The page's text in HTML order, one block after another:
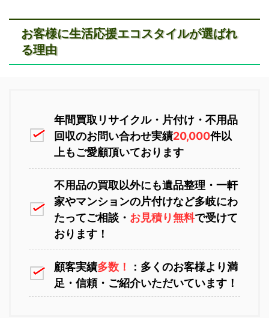
苫小牧不用品回収 室蘭不用品回収
お客様に生活応援エコスタイルが選ばれ
る理由
年間買取リサイクル・片付け・不用品
回収のお問い合わせ実績20,000件以
上もご愛顧頂いております
不用品の買取以外にも遺品整理・一軒
家やマンションの片付けなど多岐にわ
たってご相談・ お見積り無料で受けて
おります！
顧客実績多数！
：多くのお客様より満
足・信頼・ご紹介いただいています！